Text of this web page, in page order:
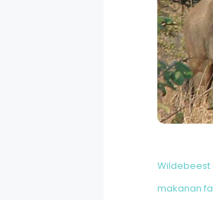
Wildebeest
makanan